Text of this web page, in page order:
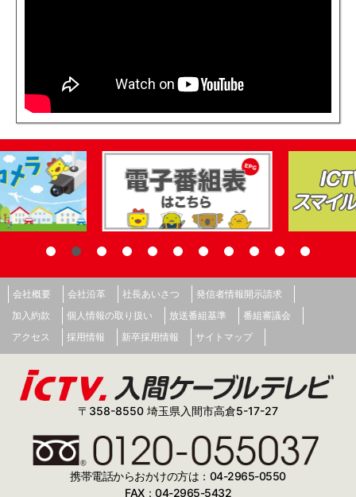
会社概要 会社沿革 社長あいさつ
発信者情報開示請求
加入約款
個人情報の取り扱い 放送番組基準
番組審議会
アクセス
採用情報 新卒採用情報 サイトマップ
〒358-8550 埼玉県入間市高倉5-17-27
携帯電話からおかけの方は：04-2965-0550
FAX：04-2965-5432